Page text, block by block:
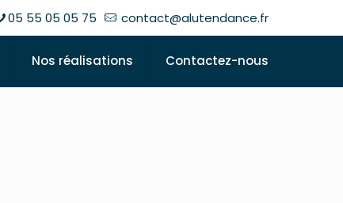
05 55 05 05 75 contact@alutendance.fr
Nos réalisations Contactez-nous